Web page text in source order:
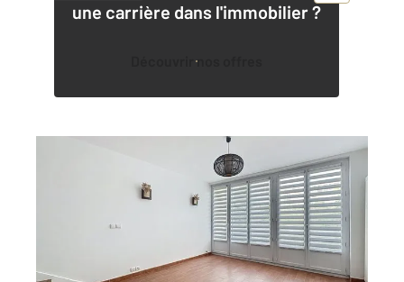
une carrière dans l'immobilier ?
Découvrir nos offres
, 3 pièces
Appartement F3 à vendre
217 000 €